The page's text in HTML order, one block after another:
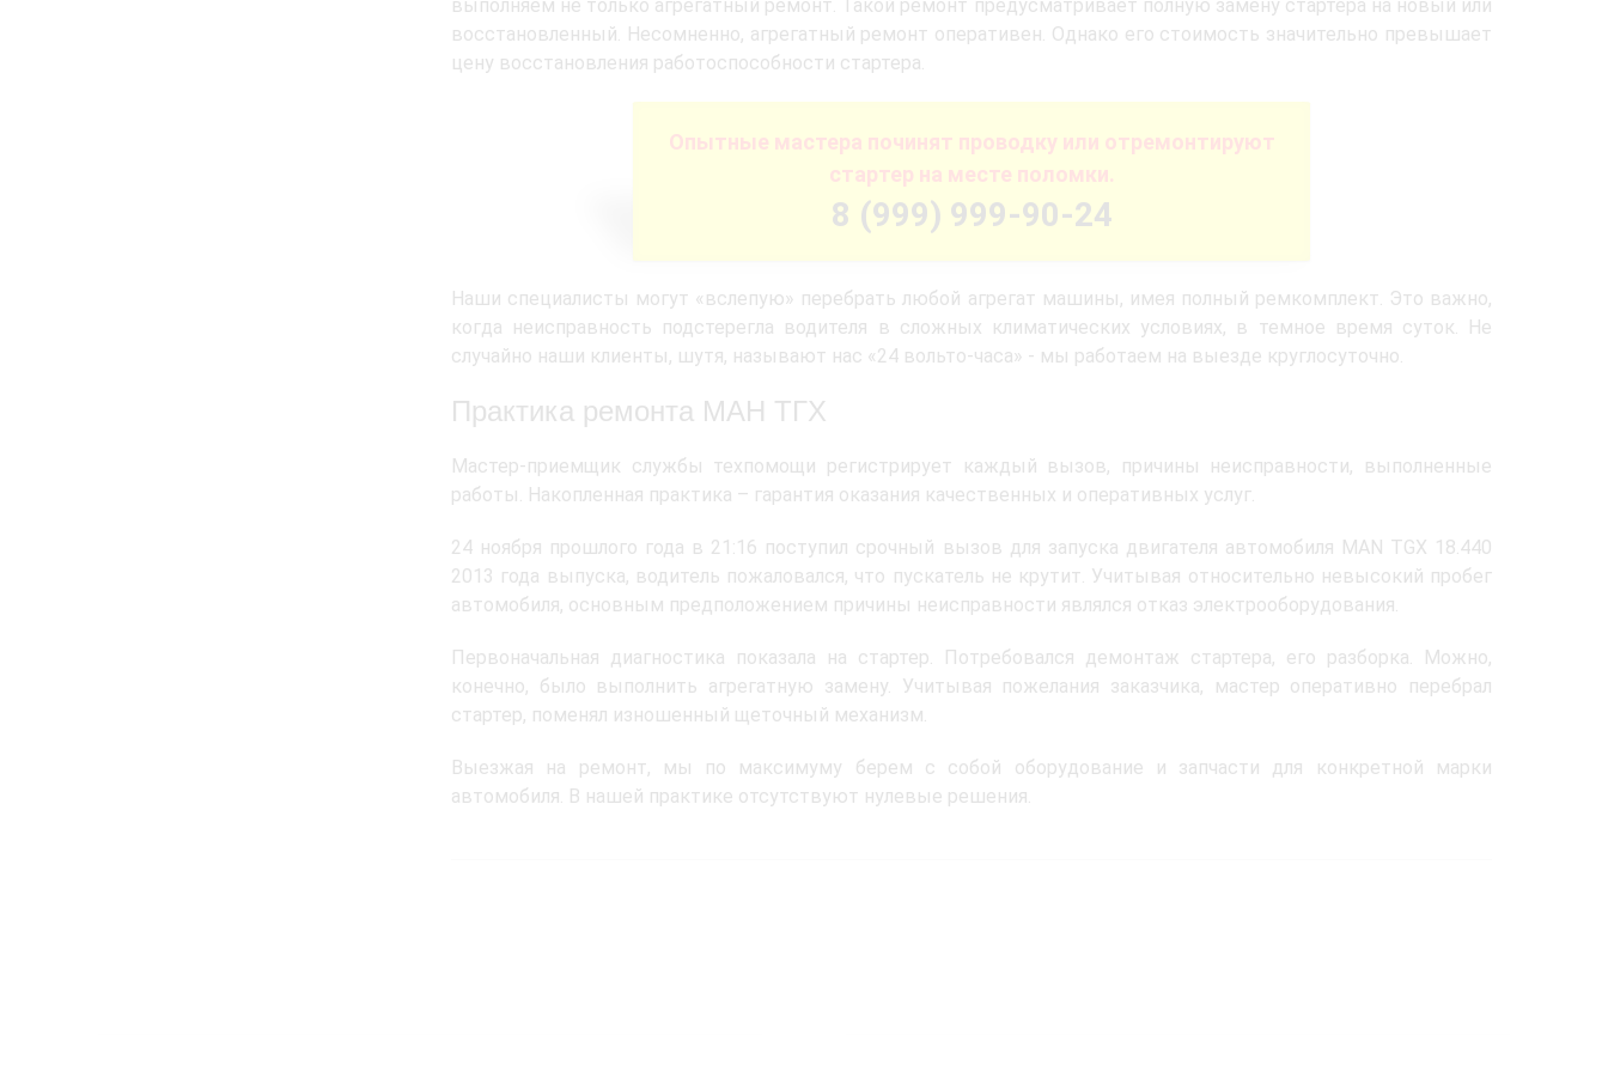
выполняем не только агрегатный ремонт. Такой ремонт предусматривает полную замену стартера на новый или
восстановленный. Несомненно, агрегатный ремонт оперативен. Однако его стоимость значительно превышает
цену восстановления работоспособности стартера.
Опытные мастера починят проводку или отремонтируют
стартер на месте поломки.
8 (999) 999-90-24
Наши специалисты могут «вслепую» перебрать любой агрегат машины, имея полный ремкомплект. Это важно,
когда неисправность подстерегла водителя в сложных климатических условиях, в темное время суток. Не
случайно наши клиенты, шутя, называют нас «24 вольто-часа» - мы работаем на выезде круглосуточно.
Практика ремонта МАН ТГХ
Мастер-приемщик службы техпомощи регистрирует каждый вызов, причины неисправности, выполненные
работы. Накопленная практика – гарантия оказания качественных и оперативных услуг.
24 ноября прошлого года в 21:16 поступил срочный вызов для запуска двигателя автомобиля MAN TGX 18.440
2013 года выпуска, водитель пожаловался, что пускатель не крутит. Учитывая относительно невысокий пробег
автомобиля, основным предположением причины неисправности являлся отказ электрооборудования.
Первоначальная диагностика показала на стартер. Потребовался демонтаж стартера, его разборка. Можно,
конечно, было выполнить агрегатную замену. Учитывая пожелания заказчика, мастер оперативно перебрал
стартер, поменял изношенный щеточный механизм.
Выезжая на ремонт, мы по максимуму берем с собой оборудование и запчасти для конкретной марки
автомобиля. В нашей практике отсутствуют нулевые решения.